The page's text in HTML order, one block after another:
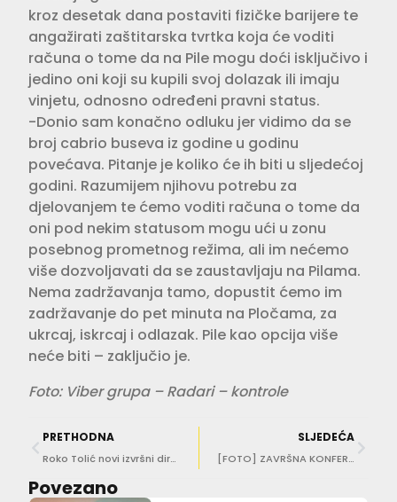
kroz desetak dana postaviti fizičke barijere te
angažirati zaštitarska tvrtka koja će voditi
računa o tome da na Pile mogu doći isključivo i
jedino oni koji su kupili svoj dolazak ili imaju
vinjetu, odnosno određeni pravni status.
-Donio sam konačno odluku jer vidimo da se
broj cabrio buseva iz godine u godinu
povećava. Pitanje je koliko će ih biti u sljedećoj
godini. Razumijem njihovu potrebu za
djelovanjem te ćemo voditi računa o tome da
oni pod nekim statusom mogu ući u zonu
posebnog prometnog režima, ali im nećemo
više dozvoljavati da se zaustavljaju na Pilama.
Nema zadržavanja tamo, dopustit ćemo im
zadržavanje do pet minuta na Pločama, za
ukrcaj, iskrcaj i odlazak. Pile kao opcija više
neće biti – zaključio je.
Foto: Viber grupa – Radari – kontrole
PRETHODNA
Roko Tolić novi izvršni direktor Aerodroma Crne Gore
SLJEDEĆA
[FOTO] ZAVRŠNA KONFERENCIJA O projektu ugradnje dizalica topline za gradski bazen u Gružu
Povezano